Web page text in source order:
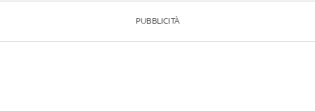
PUBBLICITÀ